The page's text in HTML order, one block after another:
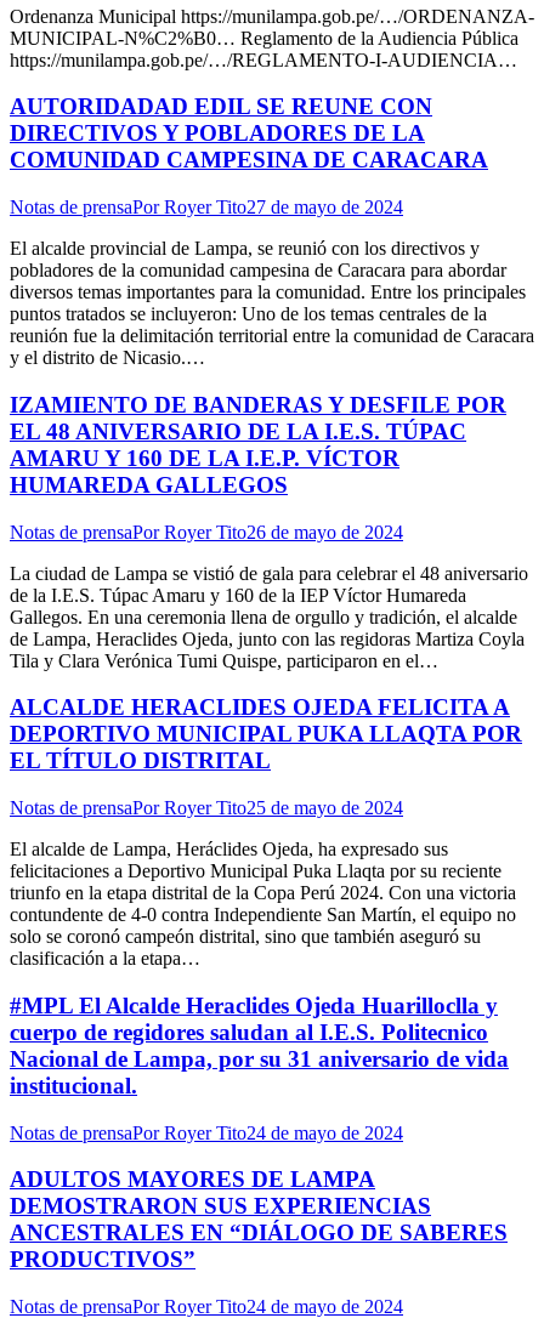
Ordenanza Municipal https://munilampa.gob.pe/…/ORDENANZA-
MUNICIPAL-N%C2%B0… Reglamento de la Audiencia Pública
https://munilampa.gob.pe/…/REGLAMENTO-I-AUDIENCIA…
AUTORIDADAD EDIL SE REUNE CON
DIRECTIVOS Y POBLADORES DE LA
COMUNIDAD CAMPESINA DE CARACARA
Notas de prensaPorRoyer Tito27 de mayo de 2024
El alcalde provincial de Lampa, se reunió con los directivos y
pobladores de la comunidad campesina de Caracara para abordar
diversos temas importantes para la comunidad. Entre los principales
puntos tratados se incluyeron: Uno de los temas centrales de la
reunión fue la delimitación territorial entre la comunidad de Caracara
y el distrito de Nicasio.…
IZAMIENTO DE BANDERAS Y DESFILE POR
EL 48 ANIVERSARIO DE LA I.E.S. TÚPAC
AMARU Y 160 DE LA I.E.P. VÍCTOR
HUMAREDA GALLEGOS
Notas de prensaPorRoyer Tito26 de mayo de 2024
La ciudad de Lampa se vistió de gala para celebrar el 48 aniversario
de la I.E.S. Túpac Amaru y 160 de la IEP Víctor Humareda
Gallegos. En una ceremonia llena de orgullo y tradición, el alcalde
de Lampa, Heraclides Ojeda, junto con las regidoras Martiza Coyla
Tila y Clara Verónica Tumi Quispe, participaron en el…
ALCALDE HERACLIDES OJEDA FELICITA A
DEPORTIVO MUNICIPAL PUKA LLAQTA POR
EL TÍTULO DISTRITAL
Notas de prensaPorRoyer Tito25 de mayo de 2024
El alcalde de Lampa, Heráclides Ojeda, ha expresado sus
felicitaciones a Deportivo Municipal Puka Llaqta por su reciente
triunfo en la etapa distrital de la Copa Perú 2024. Con una victoria
contundente de 4-0 contra Independiente San Martín, el equipo no
solo se coronó campeón distrital, sino que también aseguró su
clasificación a la etapa…
#MPL El Alcalde Heraclides Ojeda Huarilloclla y
cuerpo de regidores saludan al I.E.S. Politecnico
Nacional de Lampa, por su 31 aniversario de vida
institucional.
Notas de prensaPorRoyer Tito24 de mayo de 2024
ADULTOS MAYORES DE LAMPA
DEMOSTRARON SUS EXPERIENCIAS
ANCESTRALES EN “DIÁLOGO DE SABERES
PRODUCTIVOS”
Notas de prensaPorRoyer Tito24 de mayo de 2024